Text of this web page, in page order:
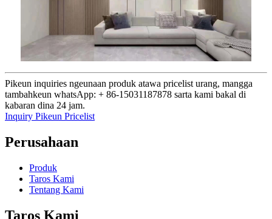
Pikeun inquiries ngeunaan produk atawa pricelist urang, mangga
tambahkeun whatsApp: + 86-15031187878 sarta kami bakal di
kabaran dina 24 jam.
Inquiry Pikeun Pricelist
Perusahaan
Produk
Taros Kami
Tentang Kami
Taros Kami